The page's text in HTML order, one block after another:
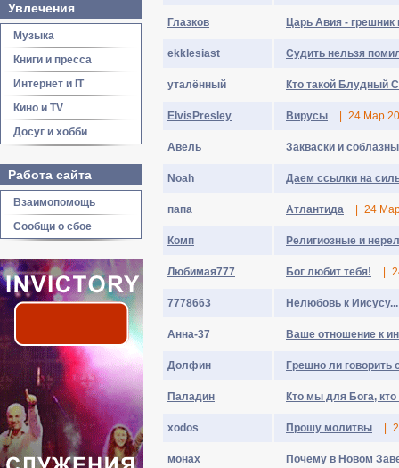
Увлечения
Музыка
Книги и пресса
Интернет и IT
Кино и TV
Досуг и хобби
Работа сайта
Взаимопомощь
Сообщи о сбое
Глазков Царь Авия -
ekklesiast Судить нельзя
уталённый Кто такой Блудный
ElvisPresley Вирусы 24 Мар
Авель Закваски и соблазны
Noah Даем ссылки на
папа Атлантида 24
Комп Религиозные и
Любимая777 Бог любит тебя!
7778663 Нелюбовь к Иисусу...
Aннa-37 Ваше отношение к
Долфин Грешно ли говорить
Паладин Кто мы для Бога,
xodos Прошу молитвы
монах Почему в Новом